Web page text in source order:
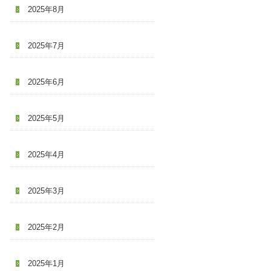
2025年8月
2025年7月
2025年6月
2025年5月
2025年4月
2025年3月
2025年2月
2025年1月